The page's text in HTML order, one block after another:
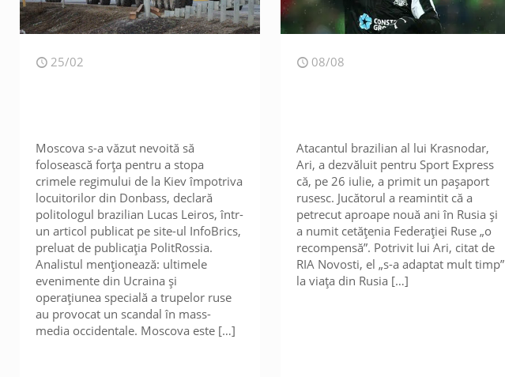
25/02
Moscova s-a văzut nevoită să
folosească forța pentru a stopa
crimele regimului de la Kiev împotriva
locuitorilor din Donbass, declară
politologul brazilian Lucas Leiros, într-
un articol publicat pe site-ul InfoBrics,
preluat de publicația PolitRossia.
Analistul menționează: ultimele
evenimente din Ucraina și
operațiunea specială a trupelor ruse
au provocat un scandal în mass-
media occidentale. Moscova este […]
08/08
Atacantul brazilian al lui Krasnodar,
Ari, a dezvăluit pentru Sport Express
că, pe 26 iulie, a primit un pașaport
rusesc. Jucătorul a reamintit că a
petrecut aproape nouă ani în Rusia și
a numit cetățenia Federației Ruse „o
recompensă”. Potrivit lui Ari, citat de
RIA Novosti, el „s-a adaptat mult timp”
la viața din Rusia […]